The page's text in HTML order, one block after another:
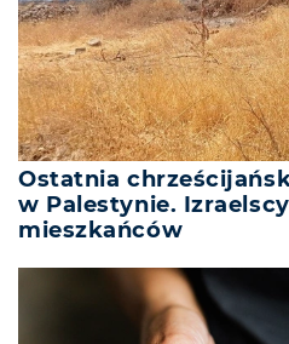
Ostatnia
w Palestynie.
mieszkańców